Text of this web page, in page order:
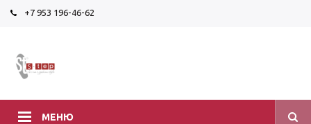
+7 953 196-46-62
МЕНЮ